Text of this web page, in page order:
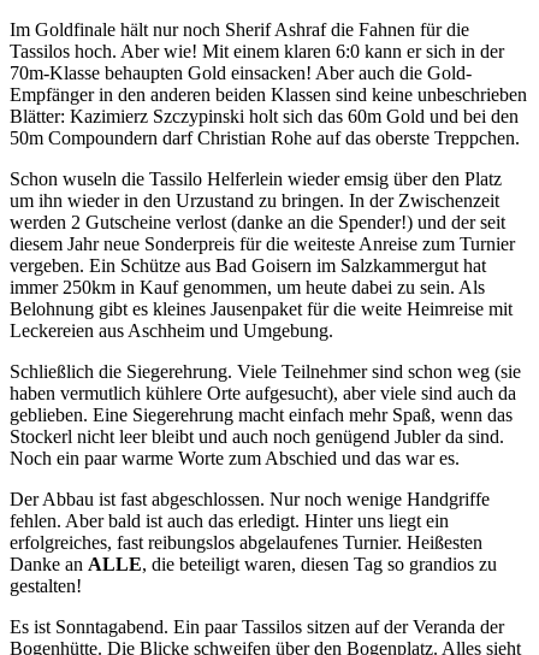
Im Goldfinale hält nur noch Sherif Ashraf die Fahnen für die
Tassilos hoch. Aber wie! Mit einem klaren 6:0 kann er sich in der
70m-Klasse behaupten Gold einsacken! Aber auch die Gold-
Empfänger in den anderen beiden Klassen sind keine unbeschrieben
Blätter: Kazimierz Szczypinski holt sich das 60m Gold und bei den
50m Compoundern darf Christian Rohe auf das oberste Treppchen.
Schon wuseln die Tassilo Helferlein wieder emsig über den Platz
um ihn wieder in den Urzustand zu bringen. In der Zwischenzeit
werden 2 Gutscheine verlost (danke an die Spender!) und der seit
diesem Jahr neue Sonderpreis für die weiteste Anreise zum Turnier
vergeben. Ein Schütze aus Bad Goisern im Salzkammergut hat
immer 250km in Kauf genommen, um heute dabei zu sein. Als
Belohnung gibt es kleines Jausenpaket für die weite Heimreise mit
Leckereien aus Aschheim und Umgebung.
Schließlich die Siegerehrung. Viele Teilnehmer sind schon weg (sie
haben vermutlich kühlere Orte aufgesucht), aber viele sind auch da
geblieben. Eine Siegerehrung macht einfach mehr Spaß, wenn das
Stockerl nicht leer bleibt und auch noch genügend Jubler da sind.
Noch ein paar warme Worte zum Abschied und das war es.
Der Abbau ist fast abgeschlossen. Nur noch wenige Handgriffe
fehlen. Aber bald ist auch das erledigt. Hinter uns liegt ein
erfolgreiches, fast reibungslos abgelaufenes Turnier. Heißesten
Danke an ALLE, die beteiligt waren, diesen Tag so grandios zu
gestalten!
Es ist Sonntagabend. Ein paar Tassilos sitzen auf der Veranda der
Bogenhütte. Die Blicke schweifen über den Bogenplatz. Alles sieht